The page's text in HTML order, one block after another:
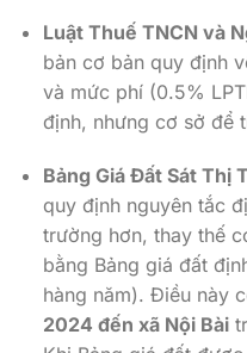
Luật Thuế TNCN và
bản cơ bản quy định
và mức phí (0.5%
định, nhưng cơ sở để
Bảng Giá Đất Sát Thị
quy định nguyên tắc
trường hơn, thay thế
bằng Bảng giá đất
hàng năm). Điều này
2024 đến xã Nội Bài